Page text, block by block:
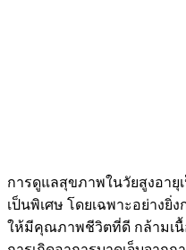
การดูแลสุขภาพในวัยสูงอายุ
เป็นพิเศษ โดยเฉพาะอย่างยิ่
ให้มีคุณภาพชีวิตที่ดี กล้ามเนื้